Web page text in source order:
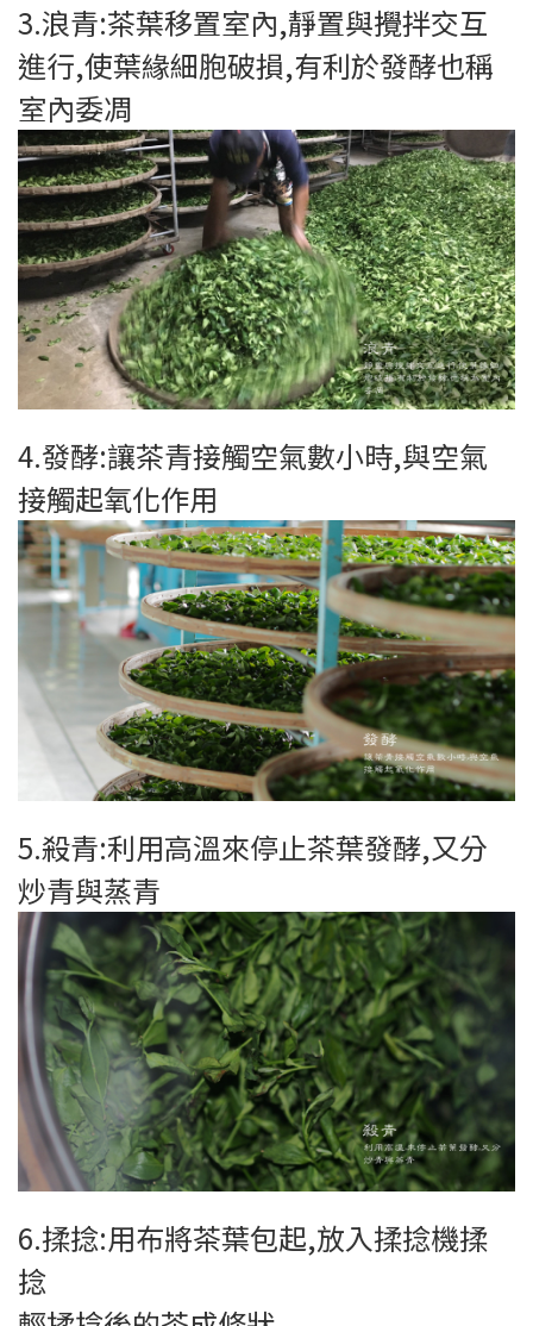
3.浪青:茶葉移置室內,靜置與攪拌交互
進行,使葉緣細胞破損,有利於發酵也稱
室內委凋
4.發酵:讓茶青接觸空氣數小時,與空氣
接觸起氧化作用
5.殺青:利用高溫來停止茶葉發酵,又分
炒青與蒸青
6.揉捻:用布將茶葉包起,放入揉捻機揉
捻